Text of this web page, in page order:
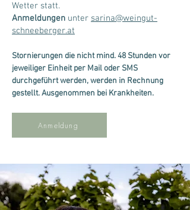
Wetter statt.
Anmeldungen unter sarina@weingut-
schneeberger.at
Stornierungen die nicht mind. 48 Stunden vor
jeweiliger Einheit per Mail oder SMS
durchgeführt werden, werden in Rechnung
gestellt. Ausgenommen bei Krankheiten.
Anmeldung